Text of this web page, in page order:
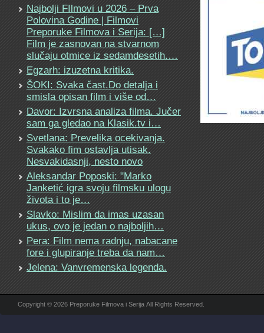
Najbolji FIlmovi u 2026 – Prva
Polovina Godine | Filmovi
Preporuke Filmova i Serija: […]
Film je zasnovan na stvarnom
slučaju otmice iz sedamdesetih.…
Egzarh: izuzetna kritika.
ŠOKI: Svaka čast.Do detalja i
smisla opisan film i više od…
Davor: Izvrsna analiza filma. Jučer
sam ga gledao na Klasik.tv i…
Svetlana: Prevelika ocekivanja.
Svakako fim ostavlja utisak.
Nesvakidasnji, nesto novo
Aleksandar Poposki: "Marko
Janketić igra svoju filmsku ulogu
života i to je…
Slavko: Mislim da imas uzasan
ukus, ovo je jedan o najboljih…
Pera: Film nema radnju, nabacane
fore i glupiranje treba da nam…
Jelena: Vanvremenska legenda.
Copyright © 2026 Preporuke Filmova i Serija All Rights Reserved.